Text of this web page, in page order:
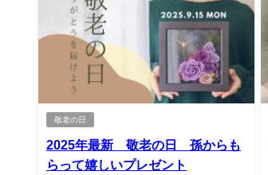
敬老の日
2025年最新 敬老の日 孫からも
らって嬉しいプレゼント